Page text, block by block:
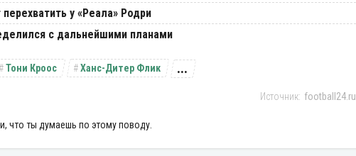
у «Реала» Родри
с дальнейшими планами
Тони Кроос Ханс-Дитер Флик ...
football24.ru
что ты думаешь по этому поводу.